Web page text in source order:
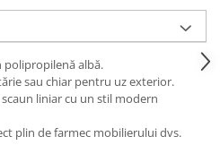
polipropilenă albă.
sau chiar pentru uz exterior.
liniar cu un stil modern
plin de farmec mobilierului dvs.